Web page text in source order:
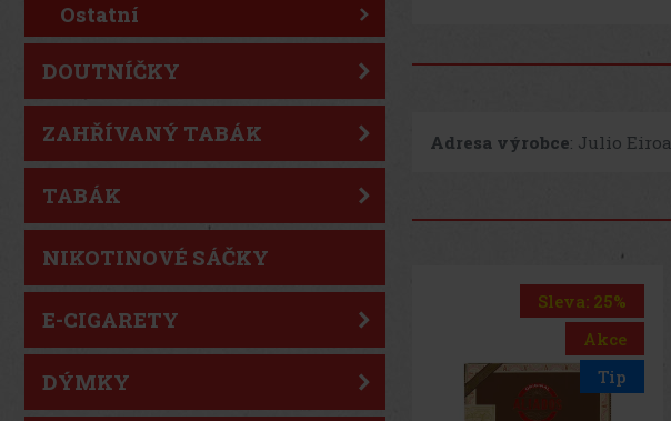
Ostatní
DOUTNÍČKY
ZAHŘÍVANÝ TABÁK
TABÁK
NIKOTINOVÉ SÁČKY
E-CIGARETY
DÝMKY
Adresa výrobce: Julio Eiroa
Sleva: 25%
Akce
Tip